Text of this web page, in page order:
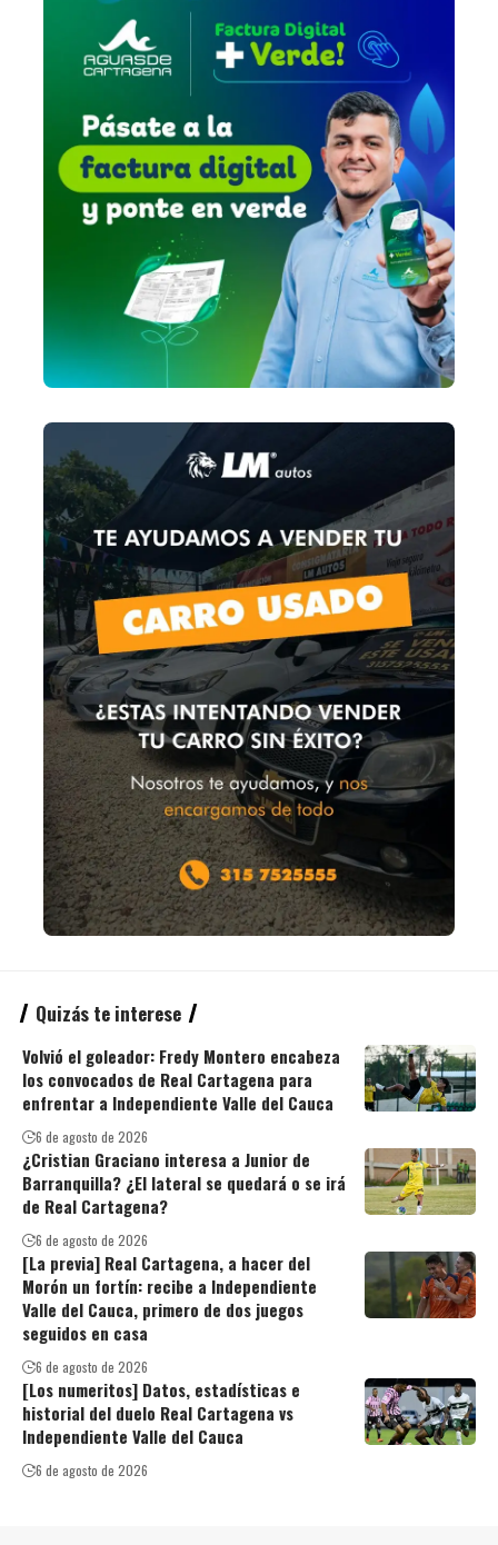
Quizás te interese
Volvió el goleador: Fredy Montero encabeza
los convocados de Real Cartagena para
enfrentar a Independiente Valle del Cauca
6 de agosto de 2026
¿Cristian Graciano interesa a Junior de
Barranquilla? ¿El lateral se quedará o se irá
de Real Cartagena?
6 de agosto de 2026
[La previa] Real Cartagena, a hacer del
Morón un fortín: recibe a Independiente
Valle del Cauca, primero de dos juegos
seguidos en casa
6 de agosto de 2026
[Los numeritos] Datos, estadísticas e
historial del duelo Real Cartagena vs
Independiente Valle del Cauca
6 de agosto de 2026